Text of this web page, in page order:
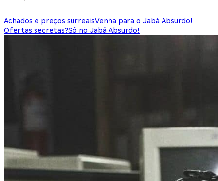
Achados e preços surreaisVenha para o Jabá Absurdo!
Ofertas secretas?Só no Jabá Absurdo!